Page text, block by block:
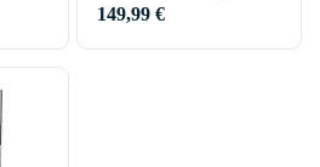
149,99 €